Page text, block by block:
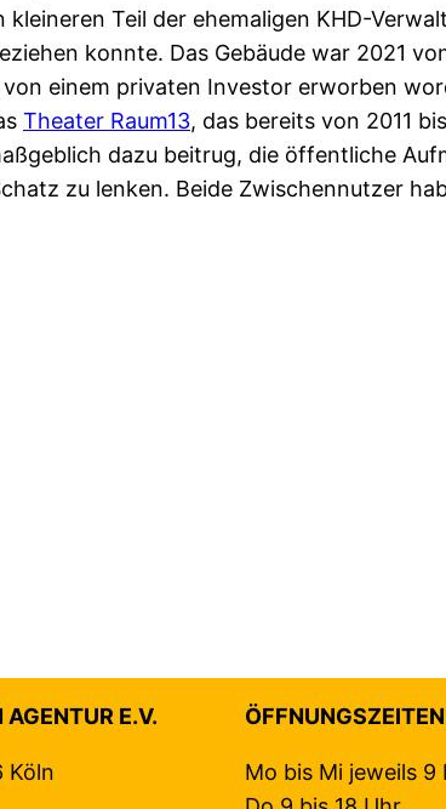
kleineren Teil der ehemaligen KHD-
konnte. Das Gebäude war 2021
einem privaten Investor erworben
Theater Raum13, das bereits von 2011
dazu beitrug, die öffentliche
zu lenken. Beide Zwischennutzer
AGENTUR E.V.
Köln
ÖFFNUNGSZEITEN
Mo bis Mi jeweils 9